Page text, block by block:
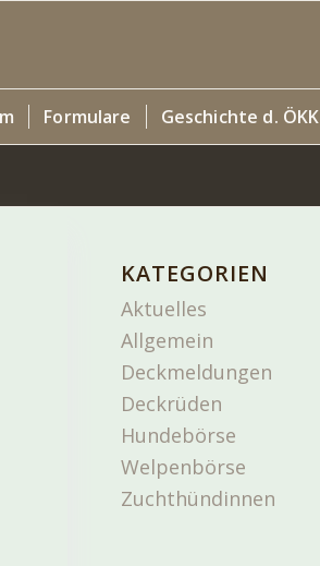
Formulare Geschichte d. ÖKK
KATEGORIEN
Aktuelles
Allgemein
Deckmeldungen
Deckrüden
Hundebörse
Welpenbörse
Zuchthündinnen